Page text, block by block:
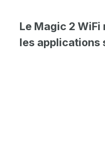
Le Magic 2
les applications